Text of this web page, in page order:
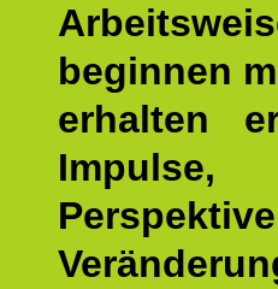
beginnen
erhalten